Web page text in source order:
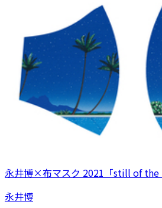
永井博×布マスク 2021「still of the
永井博